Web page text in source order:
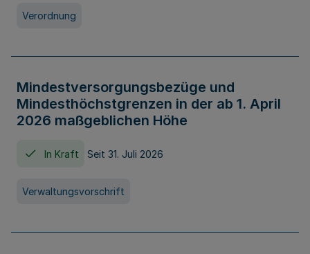
Verordnung
Mindestversorgungsbezüge und
Mindesthöchstgrenzen in der ab 1. April
2026 maßgeblichen Höhe
In Kraft Seit 31. Juli 2026
Verwaltungsvorschrift